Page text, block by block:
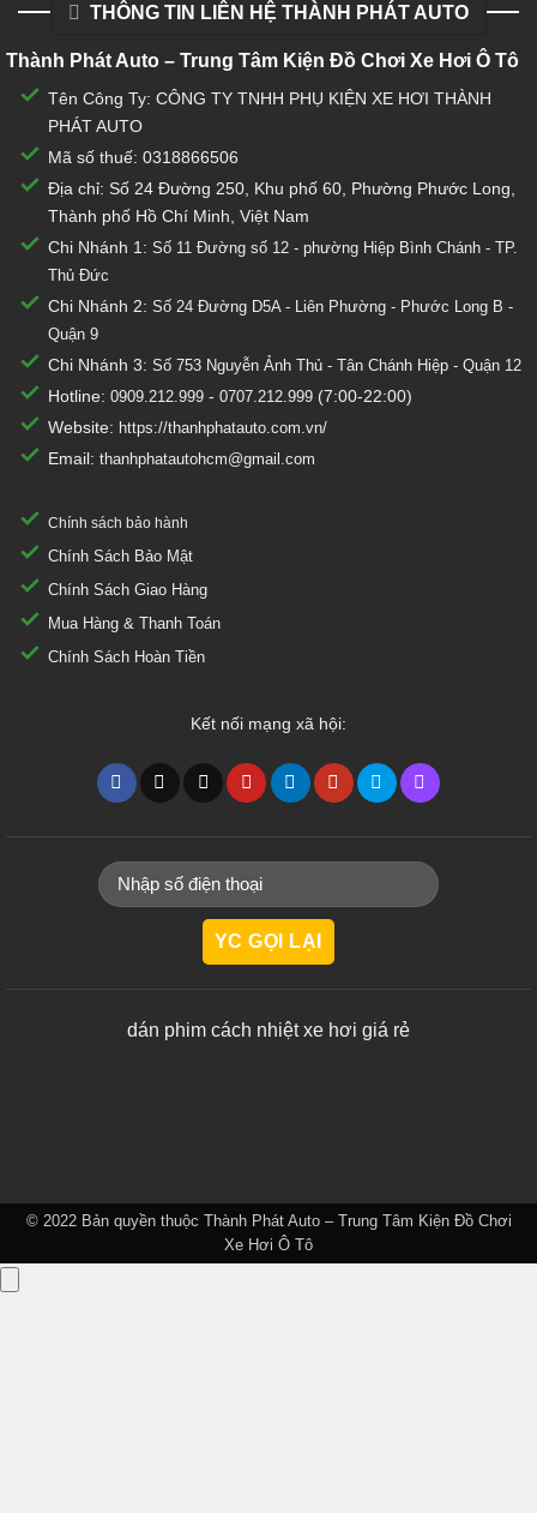
THÔNG TIN LIÊN HỆ THÀNH PHÁT AUTO
Thành Phát Auto – Trung Tâm Kiện Đồ Chơi Xe Hơi Ô Tô
Tên Công Ty: CÔNG TY TNHH PHỤ KIỆN XE HƠI THÀNH
PHÁT AUTO
Mã số thuế: 0318866506
Địa chỉ: Số 24 Đường 250, Khu phố 60, Phường Phước Long,
Thành phố Hồ Chí Minh, Việt Nam
Chi Nhánh 1: Số 11 Đường số 12 - phường Hiệp Bình Chánh - TP.
Thủ Đức
Chi Nhánh 2: Số 24 Đường D5A - Liên Phường - Phước Long B -
Quận 9
Chi Nhánh 3: Số 753 Nguyễn Ảnh Thủ - Tân Chánh Hiệp - Quận 12
Hotline: 0909.212.999 - 0707.212.999 (7:00-22:00)
Website: https://thanhphatauto.com.vn/
Email: thanhphatautohcm@gmail.com
Chính sách bảo hành
Chính Sách Bảo Mật
Chính Sách Giao Hàng
Mua Hàng & Thanh Toán
Chính Sách Hoàn Tiền
Kết nối mạng xã hội:
dán phim cách nhiệt xe hơi giá rẻ
© 2022 Bản quyền thuộc Thành Phát Auto – Trung Tâm Kiện Đồ Chơi
Xe Hơi Ô Tô